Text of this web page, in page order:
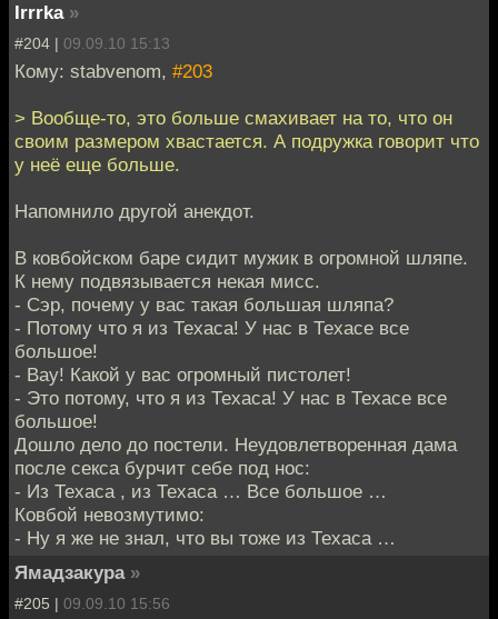
Irrrka »
#204 | 09.09.10 15:13
Кому: stabvenom, #203
> Вообще-то, это больше смахивает на то, что он
своим размером хвастается. А подружка говорит что
у неё еще больше.
Напомнило другой анекдот.
В ковбойском баре сидит мужик в огромной шляпе.
К нему подвязывается некая мисс.
- Сэр, почему у вас такая большая шляпа?
- Потому что я из Техаса! У нас в Техасе все
большое!
- Вау! Какой у вас огромный пистолет!
- Это потому, что я из Техаса! У нас в Техасе все
большое!
Дошло дело до постели. Неудовлетворенная дама
после секса бурчит себе под нос:
- Из Техаса , из Техаса … Все большое …
Ковбой невозмутимо:
- Ну я же не знал, что вы тоже из Техаса …
Ямадзакура »
#205 | 09.09.10 15:56